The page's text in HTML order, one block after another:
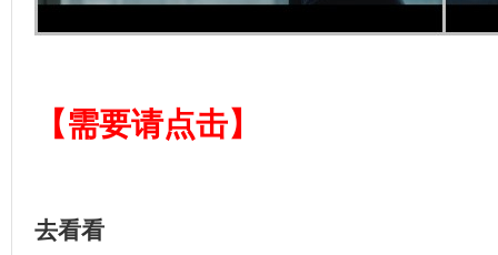
【需要请点击】
去看看